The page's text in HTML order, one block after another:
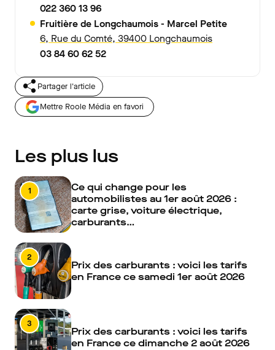
022 360 13 96
Fruitière de Longchaumois - Marcel Petite
6, Rue du Comté, 39400 Longchaumois
03 84 60 62 52
Partager l'article
Mettre Roole Média en favori
Les plus lus
1
Ce qui change pour les
automobilistes au 1er août 2026 :
carte grise, voiture électrique,
carburants…
2
Prix des carburants : voici les tarifs
en France ce samedi 1er août 2026
3
Prix des carburants : voici les tarifs
en France ce dimanche 2 août 2026